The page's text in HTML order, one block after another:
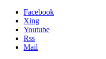
Facebook
Xing
Youtube
Rss
Mail